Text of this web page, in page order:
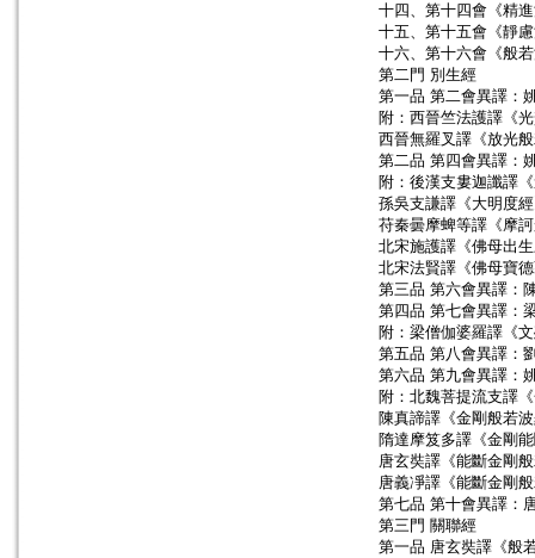
十四、第十四會《精
十五、第十五會《靜
十六、第十六會《般
第二門 別生經
第一品 第二會異譯：
附：西晉竺法護譯《
西晉無羅叉譯《放光
第二品 第四會異譯：
附：後漢支婁迦讖譯
孫吳支謙譯《大明度
苻秦曇摩蜱等譯《摩
北宋施護譯《佛母出
北宋法賢譯《佛母寶
第三品 第六會異譯：
第四品 第七會異譯：
附：梁僧伽婆羅譯《
第五品 第八會異譯：
第六品 第九會異譯：
附：北魏菩提流支譯
陳真諦譯《金剛般若
隋達摩笈多譯《金剛
唐玄奘譯《能斷金剛
唐義凈譯《能斷金剛
第七品 第十會異譯：
第三門 關聯經
第一品 唐玄奘譯《般